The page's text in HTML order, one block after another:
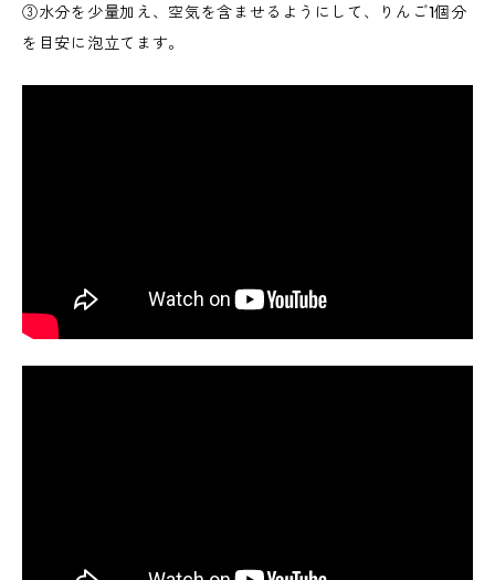
③水分を少量加え、空気を含ませるようにして、りんご1個分
を目安に泡立てます。